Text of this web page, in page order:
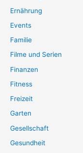
Ernährung
Events
Familie
Filme und Serien
Finanzen
Fitness
Freizeit
Garten
Gesellschaft
Gesundheit